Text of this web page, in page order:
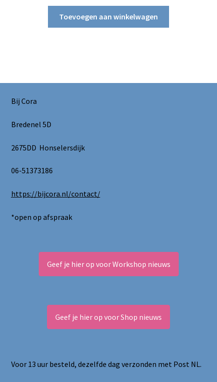
Toevoegen aan winkelwagen
Bij Cora
Bredenel 5D
2675DD Honselersdijk
06-51373186
https://bijcora.nl/contact/
*open op afspraak
Geef je hier op voor Workshop nieuws
Geef je hier op voor Shop nieuws
Voor 13 uur besteld, dezelfde dag verzonden met Post NL.